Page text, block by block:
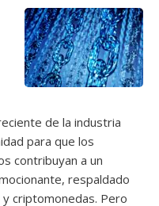
de la industria
para que los
contribuyan a un
respaldado
criptomonedas. Pero